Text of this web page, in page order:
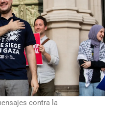
contra la